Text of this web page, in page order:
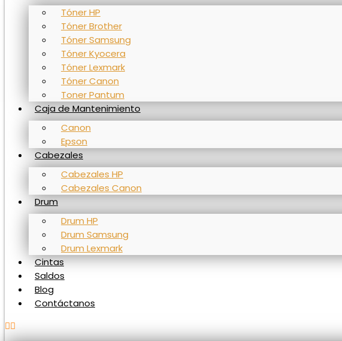
Tóner HP
Tóner Brother
Tóner Samsung
Tóner Kyocera
Tóner Lexmark
Tóner Canon
Toner Pantum
Caja de Mantenimiento
Canon
Epson
Cabezales
Cabezales HP
Cabezales Canon
Drum
Drum HP
Drum Samsung
Drum Lexmark
Cintas
Saldos
Blog
Contáctanos